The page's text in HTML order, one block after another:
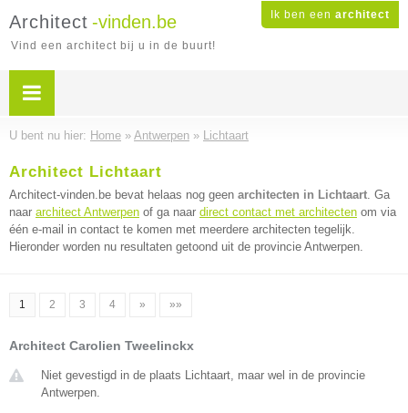
Ik ben een architect
Architect -vinden.be
Vind een architect bij u in de buurt!
U bent nu hier: Home » Antwerpen » Lichtaart
Architect Lichtaart
Architect-vinden.be bevat helaas nog geen architecten in Lichtaart. Ga
naar architect Antwerpen of ga naar direct contact met architecten om via
één e-mail in contact te komen met meerdere architecten tegelijk.
Hieronder worden nu resultaten getoond uit de provincie Antwerpen.
1 2 3 4 » »»
Architect Carolien Tweelinckx
Niet gevestigd in de plaats Lichtaart, maar wel in de provincie
Antwerpen.